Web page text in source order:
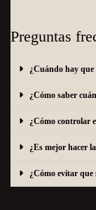
Preguntas
¿Cuándo hay que
¿Cómo saber
¿Cómo controlar
¿Es mejor hacer
¿Cómo evitar que